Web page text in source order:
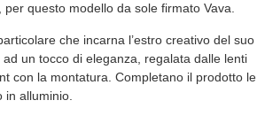
questo modello da sole firmato Vava.
che incarna l’estro creativo del suo
un tocco di eleganza, regalata dalle lenti
con la montatura. Completano il prodotto le
alluminio.